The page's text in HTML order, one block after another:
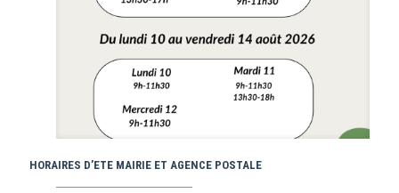
HORAIRES D’ETE MAIRIE ET AGENCE POSTALE